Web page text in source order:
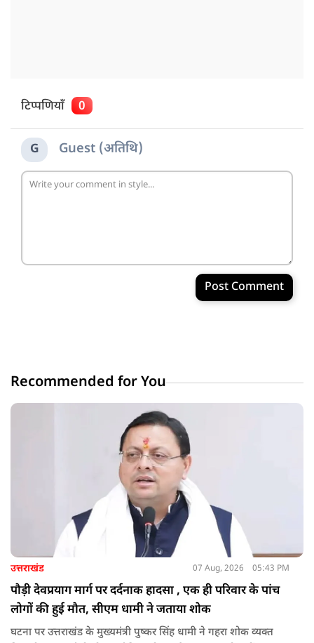
टिप्पणियाँ 0
G Guest (अतिथि)
Post Comment
Recommended for You
उत्तराखंड 07 Aug, 2026 05:43 PM
पौड़ी देवप्रयाग मार्ग पर दर्दनाक हादसा , एक ही परिवार के पांच
लोगों की हुई मौत, सीएम धामी ने जताया शोक
घटना पर उत्तराखंड के मुख्यमंत्री पुष्कर सिंह धामी ने गहरा शोक व्यक्त